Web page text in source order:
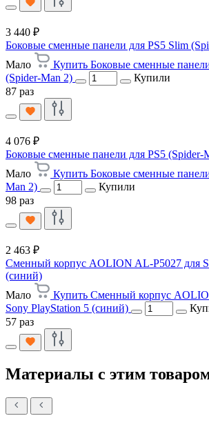
3 440 ₽
Боковые сменные панели для PS5 Slim
Мало
Купить Боковые сменные
(Spider-Man 2)
Купили
87 раз
4 076 ₽
Боковые сменные панели для PS5 (Spider-
Мало
Купить Боковые сменные
Man 2)
Купили
98 раз
2 463 ₽
Сменный корпус AOLION AL-P5027 для
(синий)
Мало
Купить Сменный корпус
Sony PlayStation 5 (синий)
57 раз
Материалы с этим